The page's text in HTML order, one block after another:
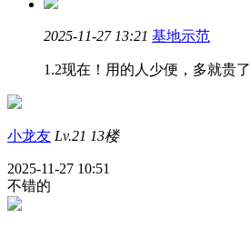
2025-11-27 13:21 基地示范
1.2现在！用的人少便，多就贵了
小龙友 Lv.21 13楼
2025-11-27 10:51
不错的